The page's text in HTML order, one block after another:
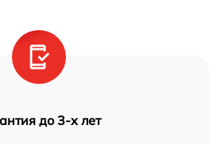
до 3-х лет